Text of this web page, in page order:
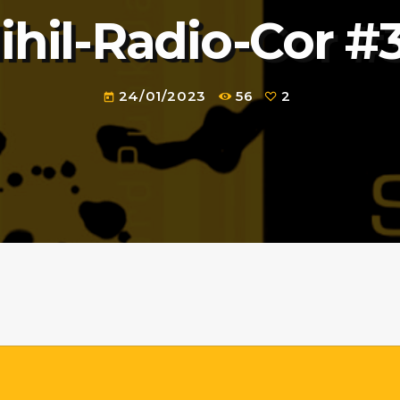
Radio-Cor
today 24/01/2023 56 2